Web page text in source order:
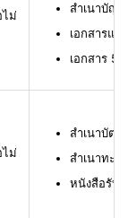
ไม่
สำเนาบัญ
เอกสารแส
เอกสาร
ไม่
สำเนาบัตร
สำเนาทะเ
หนังสือรับร